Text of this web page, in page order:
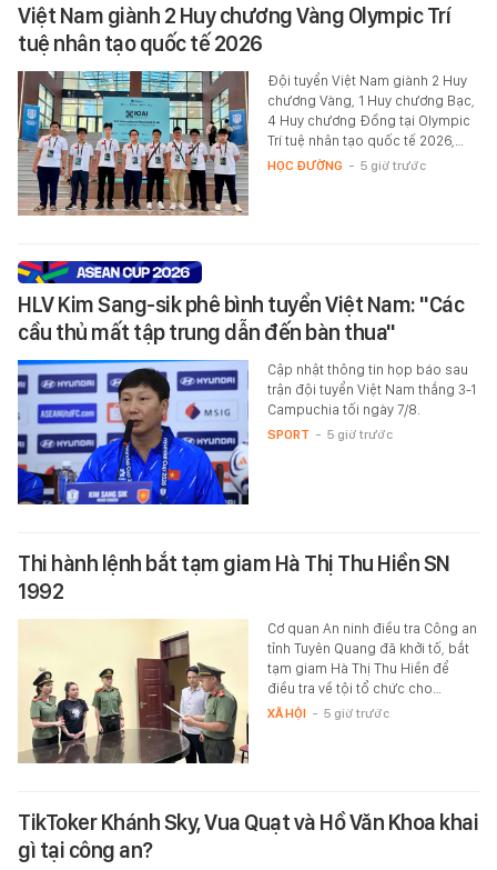
Việt Nam giành 2 Huy chương Vàng Olympic Trí
tuệ nhân tạo quốc tế 2026
Đội tuyển Việt Nam giành 2 Huy
chương Vàng, 1 Huy chương Bạc,
4 Huy chương Đồng tại Olympic
Trí tuệ nhân tạo quốc tế 2026,…
HỌC ĐƯỜNG - 5 giờ trước
HLV Kim Sang-sik phê bình tuyển Việt Nam: "Các
cầu thủ mất tập trung dẫn đến bàn thua"
Cập nhật thông tin họp báo sau
trận đội tuyển Việt Nam thắng 3-1
Campuchia tối ngày 7/8.
SPORT - 5 giờ trước
Thi hành lệnh bắt tạm giam Hà Thị Thu Hiền SN
1992
Cơ quan An ninh điều tra Công an
tỉnh Tuyên Quang đã khởi tố, bắt
tạm giam Hà Thị Thu Hiền để
điều tra về tội tổ chức cho…
XÃ HỘI - 5 giờ trước
TikToker Khánh Sky, Vua Quạt và Hồ Văn Khoa khai
gì tại công an?